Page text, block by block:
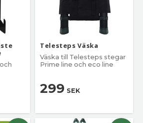
Telesteps Väska
Väska till Telesteps stegar
Prime line och eco line
299 SEK